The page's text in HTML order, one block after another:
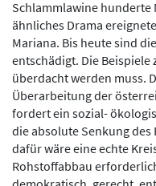
Schlammlawine hunderte
ähnliches Drama
Mariana. Bis heute sind
entschädigt. Die Beispiele
überdacht werden muss.
Überarbeitung der
fordert ein sozial-
die absolute Senkung
dafür wäre eine echte
Rohstoffabbau